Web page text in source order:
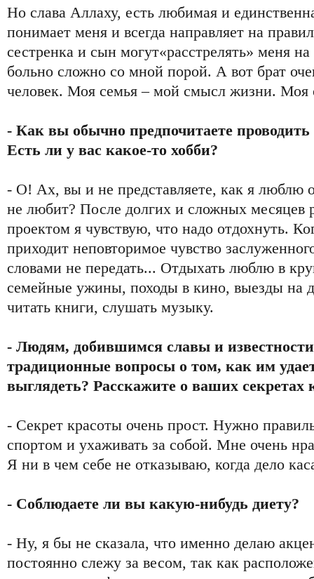
Но слава Аллаху, есть любимая и
понимает меня и всегда направляет на
сестренка и сын могут«расстрелять» меня
больно сложно со мной порой. А вот брат
человек. Моя семья – мой смысл жизни. Моя
- Как вы обычно предпочитаете проводить
Есть ли у вас какое-то хобби?
- О! Ах, вы и не представляете, как я люблю
не любит? После долгих и сложных месяцев
проектом я чувствую, что надо отдохнуть.
приходит неповторимое чувство
словами не передать... Отдыхать люблю в
семейные ужины, походы в кино, выезды на
читать книги, слушать музыку.
- Людям, добившимся славы и
традиционные вопросы о том, как им
выглядеть? Расскажите о ваших секретах
- Секрет красоты очень прост. Нужно
спортом и ухаживать за собой. Мне очень
Я ни в чем себе не отказываю, когда дело
- Соблюдаете ли вы какую-нибудь диету?
- Ну, я бы не сказала, что именно делаю
постоянно слежу за весом, так как